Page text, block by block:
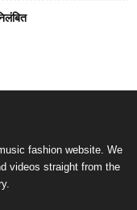
fashion website. We
videos straight from the